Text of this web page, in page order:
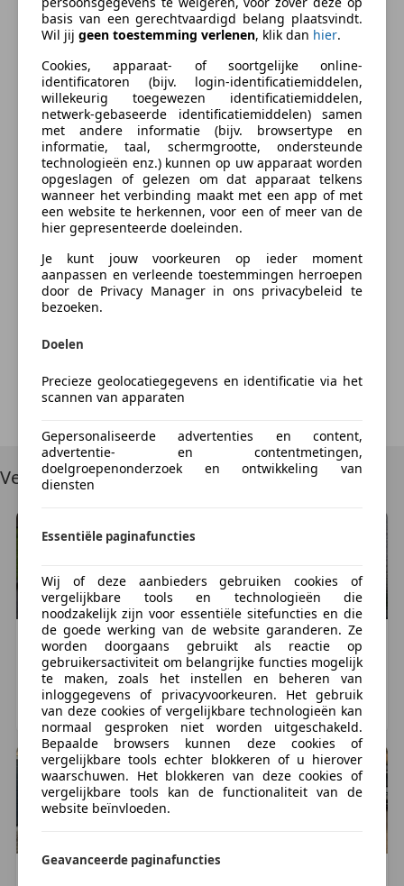
Bedrijfsinformatie
Thomassen Trading | Voorheen J&M Motorcycles
Bent u op zoek naar een betrouwbare partij voor het
kopen of verkopen van een Harley-Davidson?
Thomassen Trading bouwt voort op de ervaring en
naam van J&M Motorcycles, jarenlang actief in de
wereld van Harley-Davidson motoren.
Na een succesvolle periode met J&M Motorcycles zijn
wij verder gegaan onder de naam Thomassen
Trading. Met dezelfde passie, kennis en netwerk
Harley-Davidson motoren en auto’s, zowel binnen
Nederland als internationaal.
✔ Gespecialiseerd in Harley-Davidson
✔ Actief sinds 2013 in auto’s en motoren
✔ Sterk internationaal netwerk (o.a. USA en Europa)
Wij kopen motoren direct in, zonder tussenpersonen.
U ontvangt snel een duidelijk en vrijblijvend bod, met
directe betaling bij akkoord.
Ook voor de verkoop van uw motor of auto kunt u bij
ons terecht. Wij denken met u mee en zorgen voor
een soepel traject, zonder onnodige risico’s of
tijdverlies.
Interesse of benieuwd naar de mogelijkheden?
Neem eenvoudig contact met ons op en wij helpen u
graag verder.
Meer informatie
Autoverzekering van de
INDEPENDER
Bereken je premie
Kenteken
Bereken nu
Something went wrong
We're sorry, but something unexpected happened.
Try Again
Vergelijkbare voertuigen
MINI Cooper Cabrio
€ 2.995
216.657 km, 12/2006
OSS, NL
MINI Cooper Cabrio
€ 2.250
305.186 km, 09/2004
BARNEVELD, NL
basis van een gerechtvaardigd belang plaatsvindt.
Wil jij geen toestemming verlenen, klik dan hier.
Cookies, apparaat- of soortgelijke online-
identificatoren (bijv. login-identificatiemiddelen,
willekeurig toegewezen identificatiemiddelen,
netwerk-gebaseerde identificatiemiddelen) samen
met andere informatie (bijv. browsertype en
informatie, taal, schermgrootte, ondersteunde
technologieën enz.) kunnen op uw apparaat worden
opgeslagen of gelezen om dat apparaat telkens
wanneer het verbinding maakt met een app of met
een website te herkennen, voor een of meer van de
hier gepresenteerde doeleinden.
Je kunt jouw voorkeuren op ieder moment
aanpassen en verleende toestemmingen herroepen
door de Privacy Manager in ons privacybeleid te
bezoeken.
Doelen
Precieze geolocatiegegevens en identificatie via het
scannen van apparaten
Gepersonaliseerde advertenties en content,
advertentie- en contentmetingen,
doelgroepenonderzoek en ontwikkeling van
diensten
Essentiële paginafuncties
Wij of deze aanbieders gebruiken cookies of
vergelijkbare tools en technologieën die
noodzakelijk zijn voor essentiële sitefuncties en die
de goede werking van de website garanderen. Ze
worden doorgaans gebruikt als reactie op
gebruikersactiviteit om belangrijke functies mogelijk
te maken, zoals het instellen en beheren van
inloggegevens of privacyvoorkeuren. Het gebruik
van deze cookies of vergelijkbare technologieën kan
normaal gesproken niet worden uitgeschakeld.
Bepaalde browsers kunnen deze cookies of
vergelijkbare tools echter blokkeren of u hierover
waarschuwen. Het blokkeren van deze cookies of
vergelijkbare tools kan de functionaliteit van de
website beïnvloeden.
Geavanceerde paginafuncties